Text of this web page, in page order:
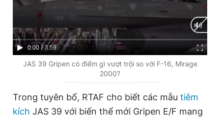
Đặt báo RSS Tòa soạn Chính sách bảo
Tổng biên tập: Nguyễn Ngọc Toàn
Phó tổng biên tập thường trực: Hải Thành
Phó tổng biên tập: Lâm Hiếu Dũng
Phó tổng biên tập: Trần Việt Hưng
Giấy phép xuất bản số 110/GP - BTTTT cấp ngày 24.3.2020
chép dưới mọi hình thức nếu không có sự chấp thuận bằng văn
bản. Phát triển bởi ePi Technologies, JSC.
C
u
0:00 / D
u
t
3:59
JAS 39 Gripen có điểm gì vượt trội so với F-16, Mirage
2000?
Trong tuyên bố, RTAF cho biết các mẫu tiêm
kích JAS 39 với biến thể mới Gripen E/F mang